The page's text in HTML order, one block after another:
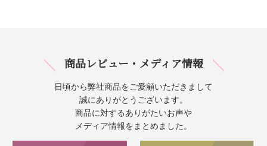
商品レビュー・メディア情報
日頃から弊社商品をご愛顧いただきまして
誠にありがとうございます。
商品に対するありがたいお声や
メディア情報をまとめました。